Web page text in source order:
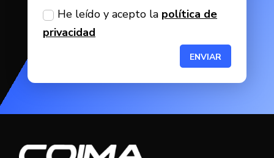
He leído y acepto la política de
privacidad
ENVIAR